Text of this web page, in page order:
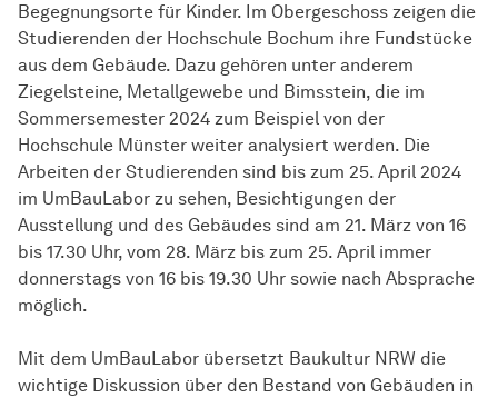
Begegnungsorte für Kinder. Im Obergeschoss zeigen die
Studierenden der Hochschule Bochum ihre Fundstücke
aus dem Gebäude. Dazu gehören unter anderem
Ziegelsteine, Metallgewebe und Bimsstein, die im
Sommersemester 2024 zum Beispiel von der
Hochschule Münster weiter analysiert werden. Die
Arbeiten der Studierenden sind bis zum 25. April 2024
im UmBauLabor zu sehen, Besichtigungen der
Ausstellung und des Gebäudes sind am 21. März von 16
bis 17.30 Uhr, vom 28. März bis zum 25. April immer
donnerstags von 16 bis 19.30 Uhr sowie nach Absprache
möglich.
Mit dem UmBauLabor übersetzt Baukultur NRW die
wichtige Diskussion über den Bestand von Gebäuden in